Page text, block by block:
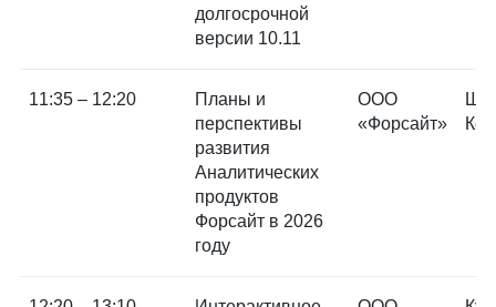
долгосрочной
версии 10.11
11:35 – 12:20
Планы и
перспективы
развития
Аналитических
продуктов
Форсайт в 2026
году
ООО
«Форсайт»